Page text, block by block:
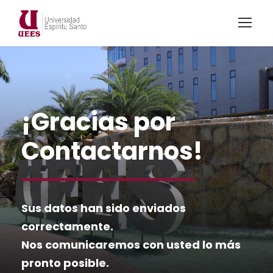
¡Gracias por
Contactarnos!
Sus datos han sido enviados
correctamente.
Nos comunicaremos con usted lo más
pronto posible.